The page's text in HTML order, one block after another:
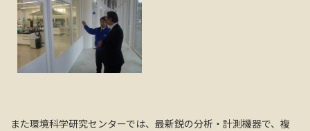
また環境科学研究センターでは、最新鋭の分析・計測機器で、複